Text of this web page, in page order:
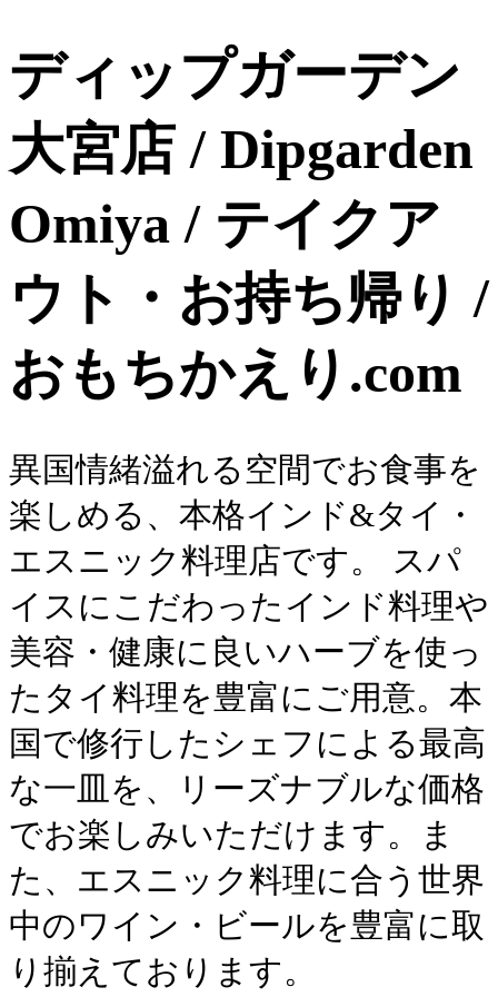
ディップガーデン
大宮店 / Dipgarden
Omiya / テイクア
ウト・お持ち帰り /
おもちかえり.com
異国情緒溢れる空間でお食事を
楽しめる、本格インド&タイ・
エスニック料理店です。 スパ
イスにこだわったインド料理や
美容・健康に良いハーブを使っ
たタイ料理を豊富にご用意。本
国で修行したシェフによる最高
な一皿を、リーズナブルな価格
でお楽しみいただけます。ま
た、エスニック料理に合う世界
中のワイン・ビールを豊富に取
り揃えております。